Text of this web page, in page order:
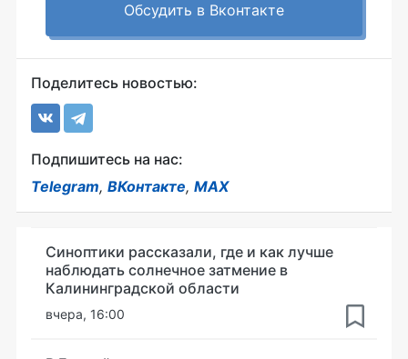
Обсудить в Вконтакте
Поделитесь новостью:
Подпишитесь на нас:
Telegram, ВКонтакте, MAX
Синоптики рассказали, где и как лучше
наблюдать солнечное затмение в
Калининградской области
вчера, 16:00